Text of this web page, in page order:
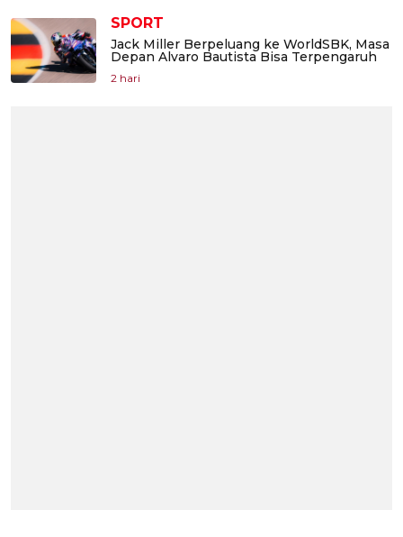
SPORT
Jack Miller Berpeluang ke WorldSBK, Masa
Depan Alvaro Bautista Bisa Terpengaruh
2 hari